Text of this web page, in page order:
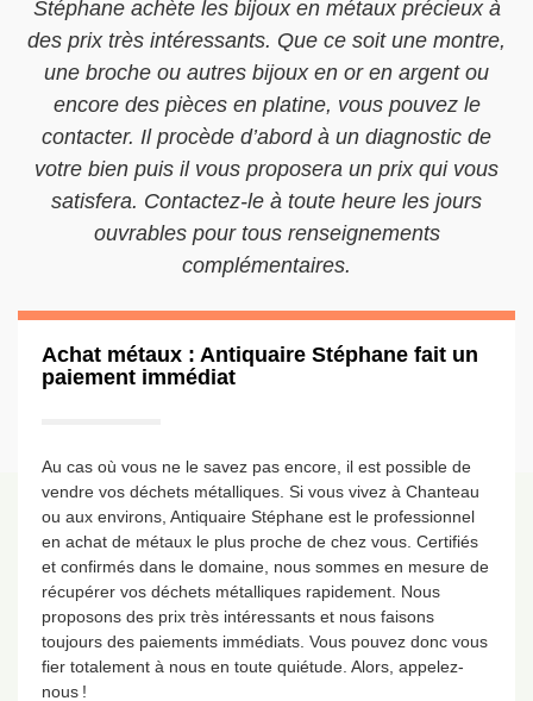
Stéphane achète les bijoux en métaux précieux à
des prix très intéressants. Que ce soit une montre,
une broche ou autres bijoux en or en argent ou
encore des pièces en platine, vous pouvez le
contacter. Il procède d’abord à un diagnostic de
votre bien puis il vous proposera un prix qui vous
satisfera. Contactez-le à toute heure les jours
ouvrables pour tous renseignements
complémentaires.
Achat métaux : Antiquaire Stéphane fait un
paiement immédiat
Au cas où vous ne le savez pas encore, il est possible de
vendre vos déchets métalliques. Si vous vivez à Chanteau
ou aux environs, Antiquaire Stéphane est le professionnel
en achat de métaux le plus proche de chez vous. Certifiés
et confirmés dans le domaine, nous sommes en mesure de
récupérer vos déchets métalliques rapidement. Nous
proposons des prix très intéressants et nous faisons
toujours des paiements immédiats. Vous pouvez donc vous
fier totalement à nous en toute quiétude. Alors, appelez-
nous !